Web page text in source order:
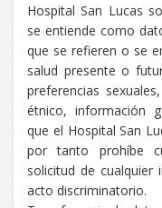
Hospital San Lucas
se entiende como
que se refieren o se
salud presente o
preferencias
étnico, información
que el Hospital San
por tanto prohíbe
solicitud de cualquier
acto discriminatorio.